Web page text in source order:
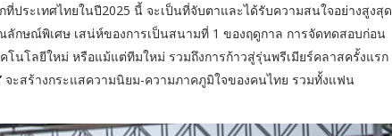
ประเทศไทยในปี2025 นี้ จะเป็นที่จับตาและได้รับความสนใจอย่างสูงสุด
กษณ์พิเศษ เสน่ห์ของการเป็นสนามที่ 1 ของฤดูกาล การจัดทดสอบก่อน
นโลยีใหม่ หรือแม้แต่ทีมใหม่ รวมถึงการก้าวสู่รุ่นพรีเมียร์คลาสครั้งแรก
จะสร้างกระแสความนิยม-ความภาคภูมิใจของคนไทย รวมทั้งแฟน